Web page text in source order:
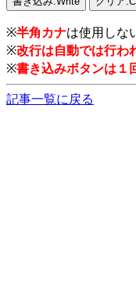
※半角カナは使用しな
※改行は自動では行わ
※書き込みボタンは１
記事一覧に戻る